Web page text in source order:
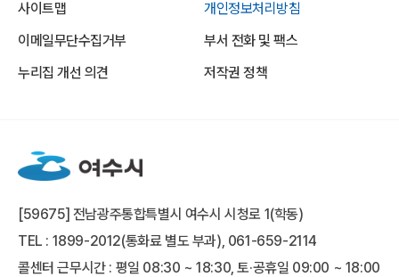
사이트맵
개인정보처리방침
이메일무단수집거부
부서 전화 및 팩스
누리집 개선 의견
저작권 정책
[59675] 전남광주통합특별시 여수시 시청로 1(학동)
TEL : 1899-2012(통화료 별도 부과), 061-659-2114
콜센터 근무시간 : 평일 08:30 ~ 18:30, 토·공휴일 09:00 ~ 18:00